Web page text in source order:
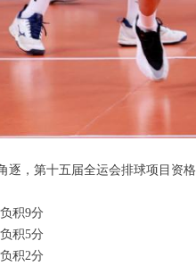
，第十五届全运会排球项目资格
积9分
积5分
积2分